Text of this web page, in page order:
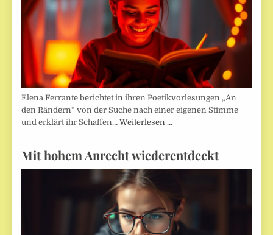
Elena Ferrante berichtet in ihren Poetikvorlesungen „An
den Rändern“ von der Suche nach einer eigenen Stimme
und erklärt ihr Schaffen…Weiterlesen …
Mit hohem Anrecht wiederentdeckt